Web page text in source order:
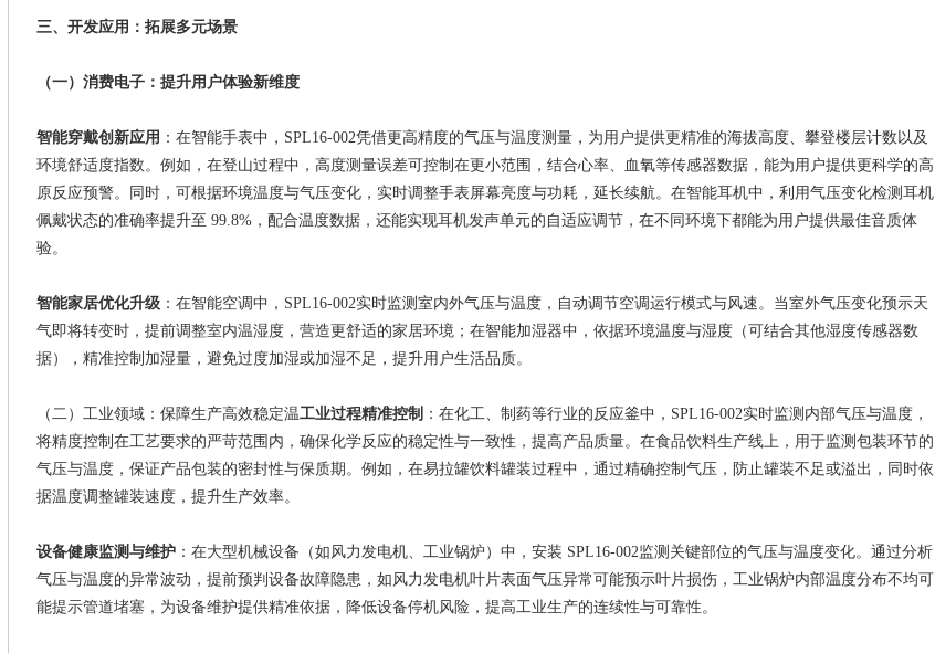
三、开发应用：拓展多元场景
（一）消费电子：提升用户体验新维度
智能穿戴创新应用 ：在智能手表中， SPL16-002凭借更高精度的气压与温度测量，为用户提供更精准的海拔高度、攀登楼层计数以及
环境舒适度指数。例如，在登山过程中，高度测量误差可控制在更小范围，结合心率、血氧等传感器数据，能为用户提供更科学的高
原反应预警。同时，可根据环境温度与气压变化，实时调整手表屏幕亮度与功耗，延长续航。在智能耳机中，利用气压变化检测耳机
佩戴状态的准确率提升至 99.8% ，配合温度数据，还能实现耳机发声单元的自适应调节，在不同环境下都能为用户提供最佳音质体
验。
智能家居优化升级 ：在智能空调中， SPL16-002实时监测室内外气压与温度，自动调节空调运行模式与风速。当室外气压变化预示天
气即将转变时，提前调整室内温湿度，营造更舒适的家居环境；在智能加湿器中，依据环境温度与湿度（可结合其他湿度传感器数
据），精准控制加湿量，避免过度加湿或加湿不足，提升用户生活品质。
（二）工业领域：保障生产高效稳定温工业过程精准控制 ：在化工、制药等行业的反应釜中， SPL16-002实时监测内部气压与温度，
将精度控制在工艺要求的严苛范围内，确保化学反应的稳定性与一致性，提高产品质量。在食品饮料生产线上，用于监测包装环节的
气压与温度，保证产品包装的密封性与保质期。例如，在易拉罐饮料罐装过程中，通过精确控制气压，防止罐装不足或溢出，同时依
据温度调整罐装速度，提升生产效率。
设备健康监测与维护 ：在大型机械设备（如风力发电机、工业锅炉）中，安装 SPL16-002监测关键部位的气压与温度变化。通过分析
气压与温度的异常波动，提前预判设备故障隐患，如风力发电机叶片表面气压异常可能预示叶片损伤，工业锅炉内部温度分布不均可
能提示管道堵塞，为设备维护提供精准依据，降低设备停机风险，提高工业生产的连续性与可靠性。